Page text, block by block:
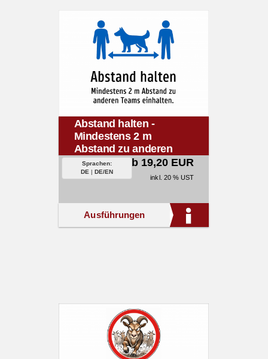
Abstand halten -
Mindestens 2 m
Abstand zu anderen
Teams einhalten.
Sprachen:
DE | DE/EN
ab 19,20 EUR
inkl. 20 % UST
Ausführungen